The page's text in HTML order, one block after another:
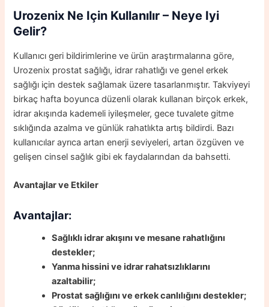
Urozenix Ne Için Kullanılır – Neye Iyi
Gelir?
Kullanıcı geri bildirimlerine ve ürün araştırmalarına göre,
Urozenix prostat sağlığı, idrar rahatlığı ve genel erkek
sağlığı için destek sağlamak üzere tasarlanmıştır. Takviyeyi
birkaç hafta boyunca düzenli olarak kullanan birçok erkek,
idrar akışında kademeli iyileşmeler, gece tuvalete gitme
sıklığında azalma ve günlük rahatlıkta artış bildirdi. Bazı
kullanıcılar ayrıca artan enerji seviyeleri, artan özgüven ve
gelişen cinsel sağlık gibi ek faydalarından da bahsetti.
Avantajlar ve Etkiler
Avantajlar:
Sağlıklı idrar akışını ve mesane rahatlığını
destekler;
Yanma hissini ve idrar rahatsızlıklarını
azaltabilir;
Prostat sağlığını ve erkek canlılığını destekler;